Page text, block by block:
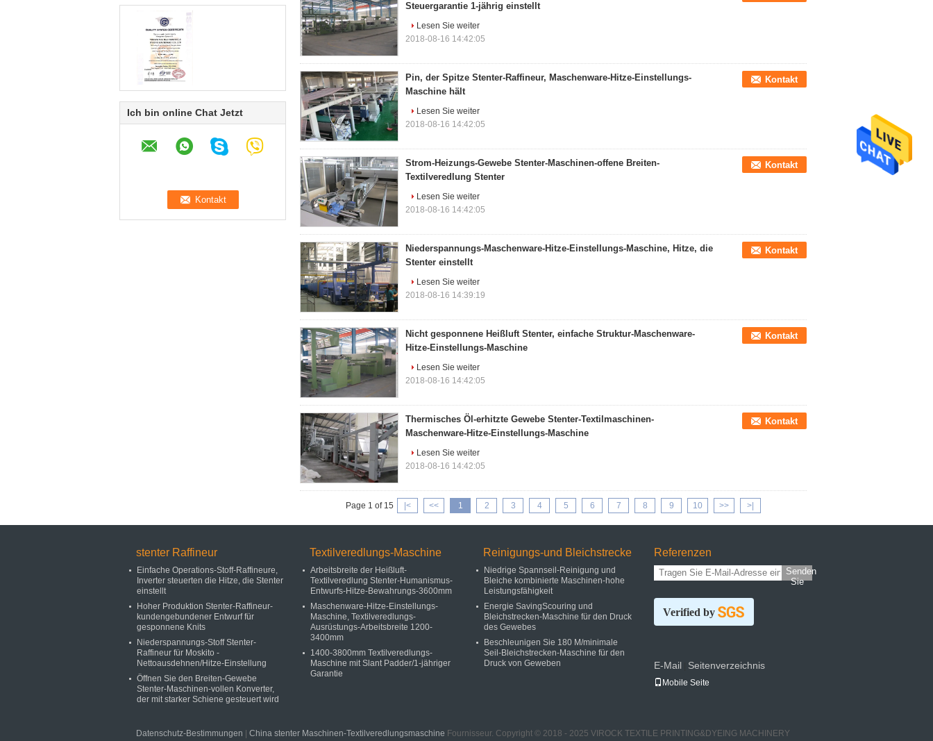
Ich bin online Chat Jetzt
Steuergarantie 1-jährig einstellt
Lesen Sie weiter
2018-08-16 14:42:05
Pin, der Spitze Stenter-Raffineur, Maschenware-Hitze-Einstellungs-
Maschine hält
Kontakt
Lesen Sie weiter
2018-08-16 14:42:05
Strom-Heizungs-Gewebe Stenter-Maschinen-offene Breiten-
Textilveredlung Stenter
Kontakt
Lesen Sie weiter
2018-08-16 14:42:05
Niederspannungs-Maschenware-Hitze-Einstellungs-Maschine, Hitze, die
Stenter einstellt
Kontakt
Lesen Sie weiter
2018-08-16 14:39:19
Nicht gesponnene Heißluft Stenter, einfache Struktur-Maschenware-
Hitze-Einstellungs-Maschine
Kontakt
Lesen Sie weiter
2018-08-16 14:42:05
Thermisches Öl-erhitzte Gewebe Stenter-Textilmaschinen-
Maschenware-Hitze-Einstellungs-Maschine
Kontakt
Lesen Sie weiter
2018-08-16 14:42:05
Page 1 of 15 |< << 1 2 3 4 5 6 7 8 9 10 >> >|
stenter Raffineur
Einfache Operations-Stoff-Raffineure,
Inverter steuerten die Hitze, die Stenter
einstellt
Hoher Produktion Stenter-Raffineur-
kundengebundener Entwurf für
gesponnene Knits
Niederspannungs-Stoff Stenter-
Raffineur für Moskito -
Nettoausdehnen/Hitze-Einstellung
Öffnen Sie den Breiten-Gewebe
Stenter-Maschinen-vollen Konverter,
der mit starker Schiene gesteuert wird
Textilveredlungs-Maschine
Arbeitsbreite der Heißluft-
Textilveredlung Stenter-Humanismus-
Entwurfs-Hitze-Bewahrungs-3600mm
Maschenware-Hitze-Einstellungs-
Maschine, Textilveredlungs-
Ausrüstungs-Arbeitsbreite 1200-
3400mm
1400-3800mm Textilveredlungs-
Maschine mit Slant Padder/1-jähriger
Garantie
Reinigungs-und Bleichstrecke
Niedrige Spannseil-Reinigung und
Bleiche kombinierte Maschinen-hohe
Leistungsfähigkeit
Energie SavingScouring und
Bleichstrecken-Maschine für den Druck
des Gewebes
Beschleunigen Sie 180 M/minimale
Seil-Bleichstrecken-Maschine für den
Druck von Geweben
Referenzen
Senden
Sie
Verified by
E-Mail Seitenverzeichnis
Mobile Seite
Datenschutz-Bestimmungen China stenter Maschinen-Textilveredlungsmaschine Fournisseur. Copyright © 2018 - 2025 VIROCK TEXTILE PRINTING&DYEING MACHINERY